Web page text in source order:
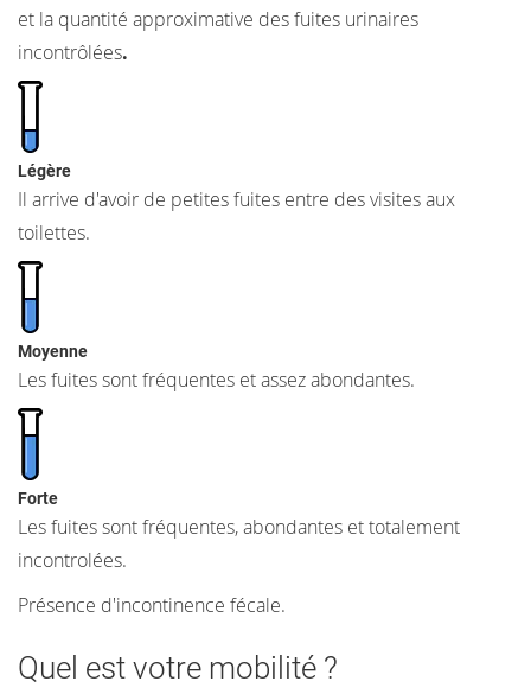
et la quantité approximative des fuites urinaires
incontrôlées.
Légère
Il arrive d'avoir de petites fuites entre des visites aux
toilettes.
Moyenne
Les fuites sont fréquentes et assez abondantes.
Forte
Les fuites sont fréquentes, abondantes et totalement
incontrolées.
Présence d'incontinence fécale.
Quel est votre mobilité ?